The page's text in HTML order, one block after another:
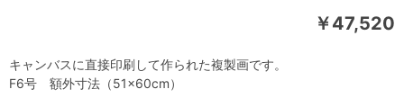
￥47,520
キャンバスに直接印刷して作られた複製画です。
F6号 額外寸法（51×60cm）